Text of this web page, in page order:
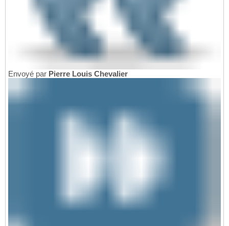
Envoyé par Pierre Louis Chevalier